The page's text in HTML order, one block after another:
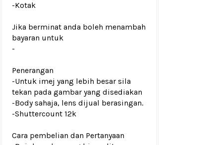
-Kotak
Jika berminat anda boleh menambah
bayaran untuk
-
Penerangan
-Untuk imej yang lebih besar sila
tekan pada gambar yang disediakan
-Body sahaja, lens dijual berasingan.
-Shuttercount 12k
Cara pembelian dan Pertanyaan